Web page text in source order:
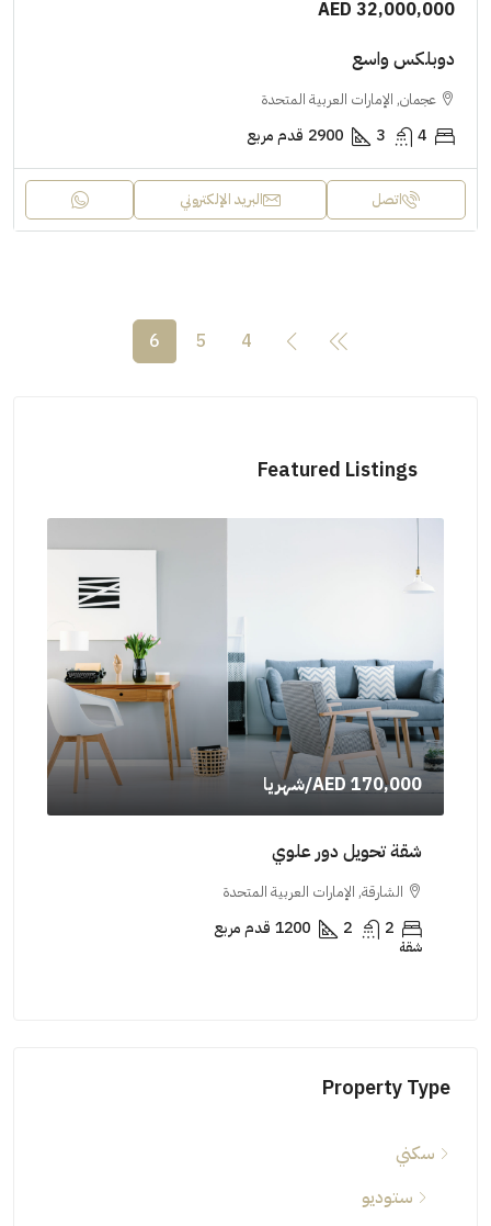
AED 32,000,000
دوبلكس واسع
عجمان, الإمارات العربية المتحدة
4
3
2900 قدم مربع
اتصل البريد الإلكتروني
4
5
6
Featured Listings
AED 170,000/شهريا
شقة تحويل دور علوي
الشارقة, الإمارات العربية المتحدة
2
2
1200 قدم مربع
شقة
Property Type
سكني
ستوديو